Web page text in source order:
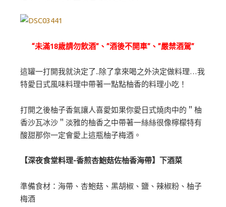
“未滿18歲請勿飲酒”、”酒後不開車”、”嚴禁酒駕”
這罐一打開我就決定了..除了拿來喝之外決定做料理…我
特愛日式風味料理中帶著一點點柚香的料理小吃！
打開之後柚子香氣讓人喜愛如果你愛日式燒肉中的＂柚
香沙瓦冰沙＂淡雅的柚香之中帶著一絲絲很像檸檬特有
酸甜那你一定會愛上這瓶柚子梅酒。
【深夜食堂料理-香煎杏鮑菇佐柚香海帶】下酒菜
準備食材：海帶、杏鮑菇、黑胡椒、鹽、辣椒粉、柚子
梅酒